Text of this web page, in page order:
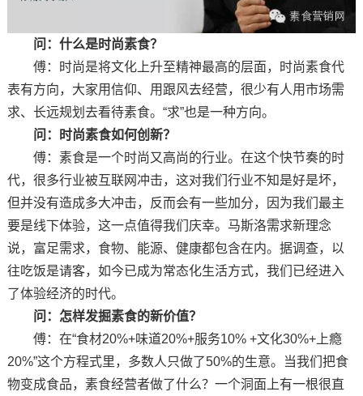
问：什么是时尚素食？
傅：时尚是将文化上升至精神最高的层面，时尚素食代
表有方向，大家用信仰、用跟风去经营，很少有人用市场需
求、长远规划去看待素食。“求”也是一种方向。
问：时尚素食如何创新？
傅：素食是一个时尚又高尚的行业。在这个快节奏的时
代，很多行业被互联网冲击，这对我们行业不知是好是坏，
但并没有造成多大冲击，反而会有一些加分，因为我们最主
要是线下体验，这一点值得我们庆幸。马斯洛需求新理念
说，富足需求，食物、能源、健康都包含在内。据调查，以
往吃饭是请客，如今已成为常态化生活方式，我们已经进入
了体验经济的时代。
问：怎样发掘素食的新价值？
傅：在“食材20%+味道20%+服务10% +文化30%+上瘾
20%”这个方程式里，多数人只做了50%的生意。当我们把食
物变成食品，素食经营者做了什么？一个洞面上有一根很直